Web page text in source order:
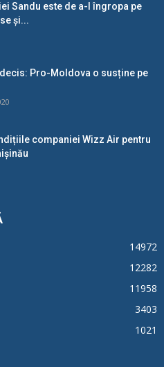
Sandu este de a-l îngropa pe
și...
Pro-Moldova o susține pe
companiei Wizz Air pentru
14972
12282
11958
3403
1021